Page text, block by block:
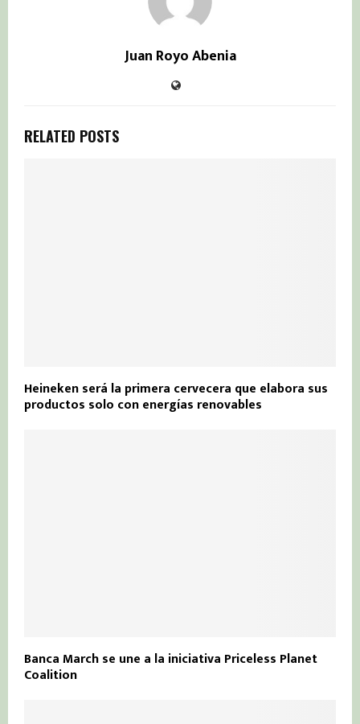
Juan Royo Abenia
RELATED POSTS
Heineken será la primera cervecera que elabora sus
productos solo con energías renovables
Banca March se une a la iniciativa Priceless Planet
Coalition